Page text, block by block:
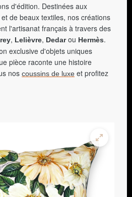
d'édition. Destinées aux
de beaux textiles, nos créations
l'artisanat français à travers des
, Lelièvre, Dedarou Hermès.
exclusive d'objets uniques
pièce raconte une histoire
nos coussins de luxe et profitez